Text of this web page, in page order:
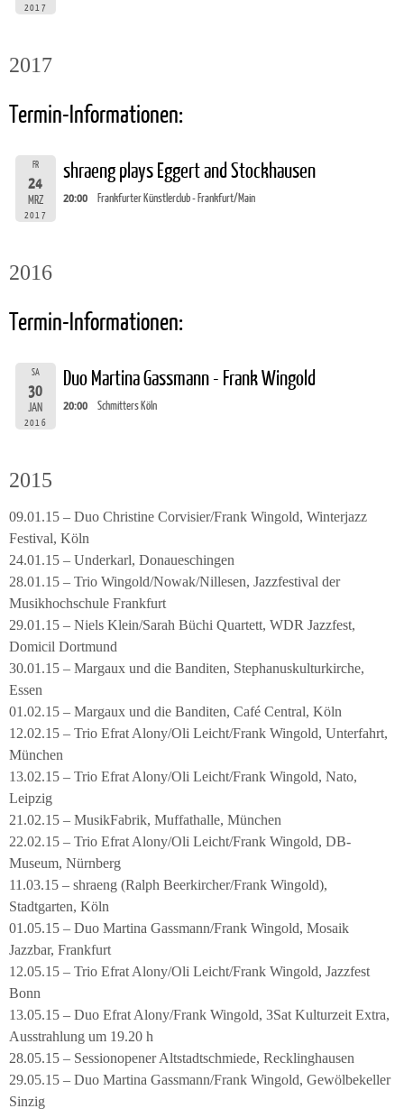
2017
2017
Termin-Informationen:
FR
24
MRZ
2017
shraeng plays Eggert and Stockhausen
20:00 Frankfurter Künstlerclub - Frankfurt/Main
2016
Termin-Informationen:
SA
30
JAN
2016
Duo Martina Gassmann - Frank Wingold
20:00 Schmitters Köln
2015
09.01.15 – Duo Christine Corvisier/Frank Wingold, Winterjazz
Festival, Köln
24.01.15 – Underkarl, Donaueschingen
28.01.15 – Trio Wingold/Nowak/Nillesen, Jazzfestival der
Musikhochschule Frankfurt
29.01.15 – Niels Klein/Sarah Büchi Quartett, WDR Jazzfest,
Domicil Dortmund
30.01.15 – Margaux und die Banditen, Stephanuskulturkirche,
Essen
01.02.15 – Margaux und die Banditen, Café Central, Köln
12.02.15 – Trio Efrat Alony/Oli Leicht/Frank Wingold, Unterfahrt,
München
13.02.15 – Trio Efrat Alony/Oli Leicht/Frank Wingold, Nato,
Leipzig
21.02.15 – MusikFabrik, Muffathalle, München
22.02.15 – Trio Efrat Alony/Oli Leicht/Frank Wingold, DB-
Museum, Nürnberg
11.03.15 – shraeng (Ralph Beerkircher/Frank Wingold),
Stadtgarten, Köln
01.05.15 – Duo Martina Gassmann/Frank Wingold, Mosaik
Jazzbar, Frankfurt
12.05.15 – Trio Efrat Alony/Oli Leicht/Frank Wingold, Jazzfest
Bonn
13.05.15 – Duo Efrat Alony/Frank Wingold, 3Sat Kulturzeit Extra,
Ausstrahlung um 19.20 h
28.05.15 – Sessionopener Altstadtschmiede, Recklinghausen
29.05.15 – Duo Martina Gassmann/Frank Wingold, Gewölbekeller
Sinzig